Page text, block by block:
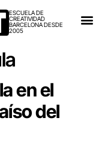
ESCUELA DE
CREATIVIDAD
BARCELONA DESDE
2005
en el
del